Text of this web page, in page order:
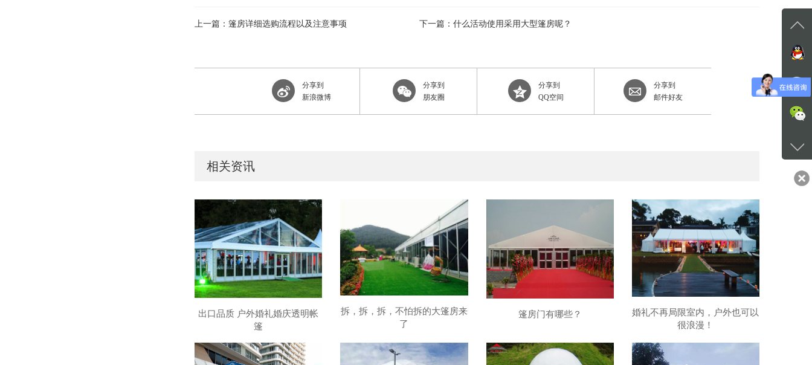
上一篇：篷房详细选购流程以及注意事项 下一篇：什么活动使用采用大型篷房呢？
分享到
新浪微博
分享到
朋友圈
分享到
QQ空间
分享到
邮件好友
相关资讯
出口品质 户外婚礼婚庆透明帐
篷
拆，拆，拆，不怕拆的大篷房来
了
篷房门有哪些？
婚礼不再局限室内，户外也可以
很浪漫！
在线
咨询